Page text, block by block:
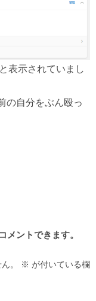
表示されていまし
の自分をぶん殴っ
。 ※ が付いている欄